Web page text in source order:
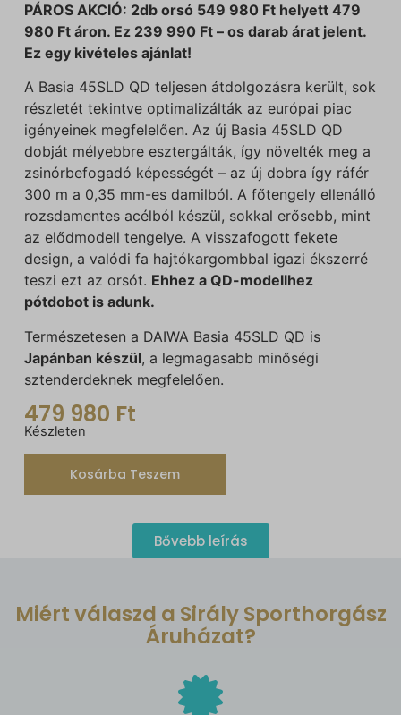
PÁROS AKCIÓ: 2db orsó 549 980 Ft helyett 479
980 Ft áron. Ez 239 990 Ft – os darab árat jelent.
Ez egy kivételes ajánlat!
A Basia 45SLD QD teljesen átdolgozásra került, sok
részletét tekintve optimalizálták az európai piac
igényeinek megfelelően. Az új Basia 45SLD QD
dobját mélyebbre esztergálták, így növelték meg a
zsinórbefogadó képességét – az új dobra így ráfér
300 m a 0,35 mm-es damilból. A főtengely ellenálló
rozsdamentes acélból készül, sokkal erősebb, mint
az elődmodell tengelye. A visszafogott fekete
design, a valódi fa hajtókargombbal igazi ékszerré
teszi ezt az orsót. Ehhez a QD-modellhez
pótdobot is adunk.
Természetesen a DAIWA Basia 45SLD QD is
Japánban készül, a legmagasabb minőségi
sztenderdeknek megfelelően.
479 980 Ft
Készleten
Kosárba Teszem
Bővebb leírás
Miért válaszd a Sirály Sporthorgász
Áruházat?